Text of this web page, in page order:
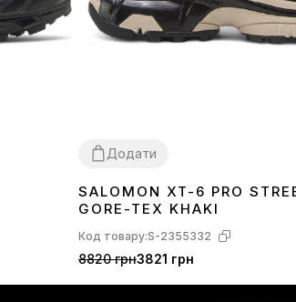
Додати
41424344 45 46
SALOMON XT-6 PRO
GORE-TEX KHAKI
Код товару:S-2355332
8820 грн3821 грн